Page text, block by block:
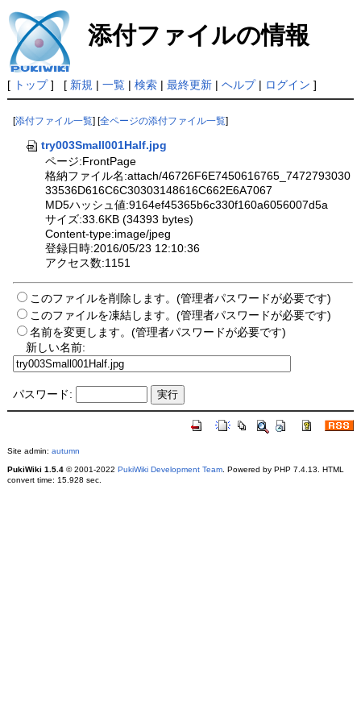
添付ファイルの情報
[ トップ] [ 新規 | 一覧| 検索| 最終更新| ヘルプ| ログイン ]
[添付ファイル一覧] [全ページの添付ファイル一覧]
try003Small001Half.jpg
ページ:FrontPage
格納ファイル名:attach/46726F6E7450616765_7472793030
33536D616C6C30303148616C662E6A7067
MD5ハッシュ値:9164ef45365b6c330f160a6056007d5a
サイズ:33.6KB (34393 bytes)
Content-type:image/jpeg
登録日時:2016/05/23 12:10:36
アクセス数:1151
このファイルを削除します。(管理者パスワードが必要です)
このファイルを凍結します。(管理者パスワードが必要です)
名前を変更します。(管理者パスワードが必要です)
新しい名前:
パスワード:
Site admin: autumn
PukiWiki 1.5.4© 2001-2022 PukiWiki Development Team. Powered by PHP 7.4.13. HTML
convert time: 15.928 sec.